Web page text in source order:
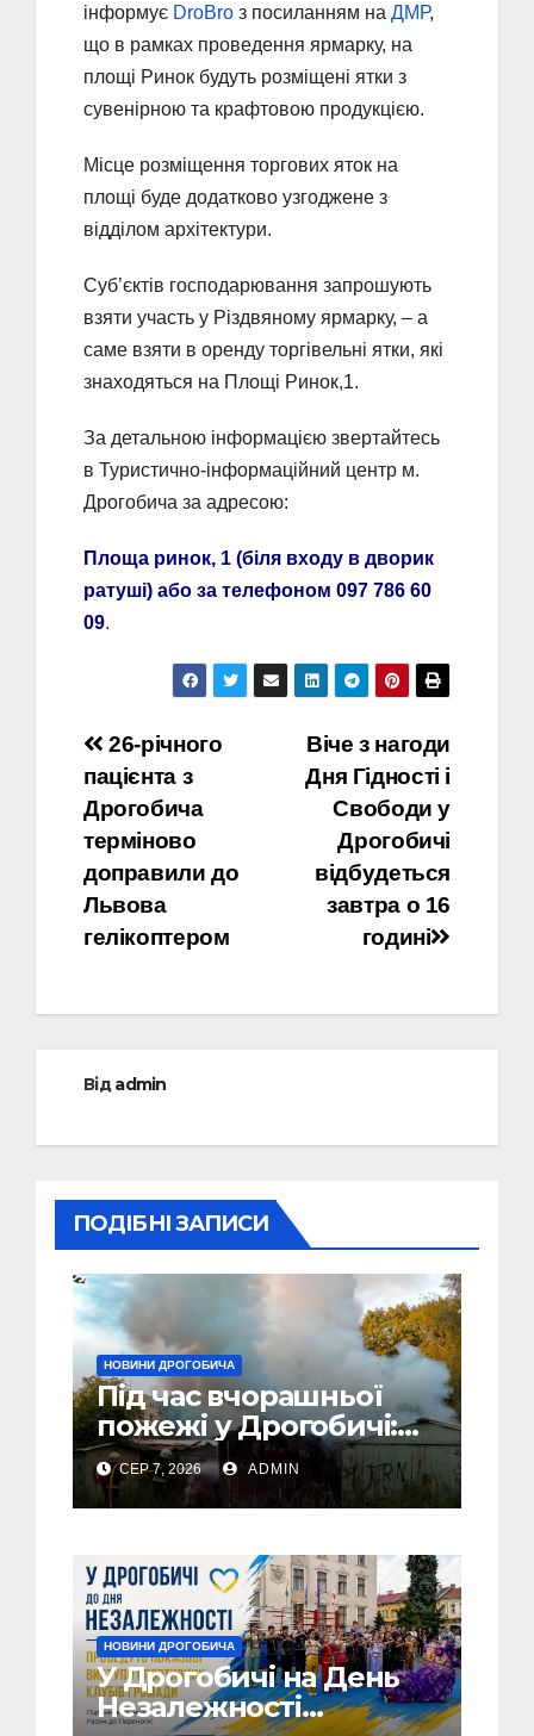
інформує DroBro з посиланням на ДМР,
що в рамках проведення ярмарку, на
площі Ринок будуть розміщені ятки з
сувенірною та крафтовою продукцією.
Місце розміщення торгових яток на
площі буде додатково узгоджене з
відділом архітектури.
Суб’єктів господарювання запрошують
взяти участь у Різдвяному ярмарку, – а
саме взяти в оренду торгівельні ятки, які
знаходяться на Площі Ринок,1.
За детальною інформацією звертайтесь
в Туристично-інформаційний центр м.
Дрогобича за адресою:
Площа ринок, 1 (біля входу в дворик
ратуші) або за телефоном 097 786 60
09.
Навігація
записів
Віче з нагоди
Дня Гідності і
Свободи у
Дрогобичі
відбудеться
завтра о 16
годині
26-річного
пацієнта з
Дрогобича
терміново
доправили до
Львова
гелікоптером
Відadmin
ПОДІБНІ ЗАПИСИ
НОВИНИ ДРОГОБИЧА
Під час вчорашньої
пожежі у Дрогобичі:
“врятовано” 4 гаражі
(Відео)
СЕР 7, 2026 ADMIN
НОВИНИ ДРОГОБИЧА
У Дрогобичі на День
Незалежності